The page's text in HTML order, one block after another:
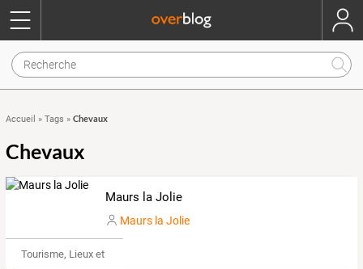
Accueil » Tags » Chevaux
Chevaux
Maurs la Jolie
Maurs la Jolie
Tourisme, Lieux et Événements